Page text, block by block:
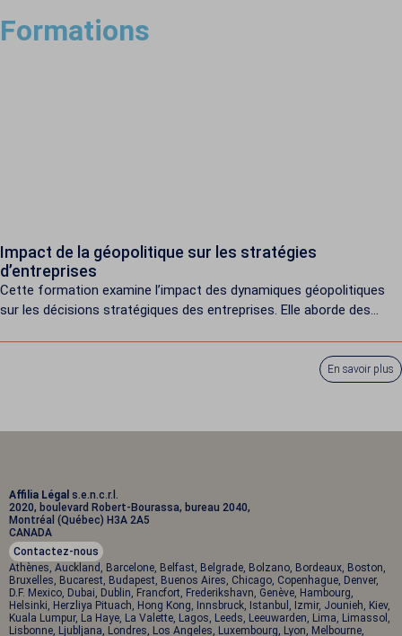
Formations​
Impact de la géopolitique sur les stratégies
d’entreprises
Cette formation examine l’impact des dynamiques géopolitiques
sur les décisions stratégiques des entreprises. Elle aborde des
En savoir plus
Affilia Légal s.e.n.c.r.l.
2020, boulevard Robert-Bourassa, bureau 2040,
Montréal (Québec) H3A 2A5
CANADA
Contactez-nous
Athènes, Auckland, Barcelone, Belfast, Belgrade, Bolzano, Bordeaux, Boston,
Bruxelles, Bucarest, Budapest, Buenos Aires, Chicago, Copenhague, Denver,
D.F. Mexico, Dubai, Dublin, Francfort, Frederikshavn, Genève, Hambourg,
Helsinki, Herzliya Pituach, Hong Kong, Innsbruck, Istanbul, Izmir, Jounieh, Kiev,
Kuala Lumpur, La Haye, La Valette, Lagos, Leeds, Leeuwarden, Lima, Limassol,
Lisbonne, Ljubljana, Londres, Los Angeles, Luxembourg, Lyon, Melbourne,